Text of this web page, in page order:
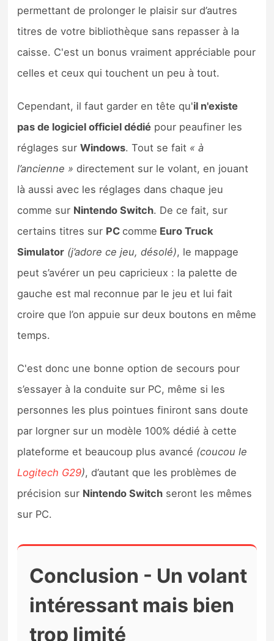
permettant de prolonger le plaisir sur d’autres
titres de votre bibliothèque sans repasser à la
caisse. C'est un bonus vraiment appréciable pour
celles et ceux qui touchent un peu à tout.
Cependant, il faut garder en tête qu'il n'existe
pas de logiciel officiel dédié pour peaufiner les
réglages surWindows. Tout se fait « à
l’ancienne » directement sur le volant, en jouant
là aussi avec les réglages dans chaque jeu
comme sur Nintendo Switch. De ce fait, sur
certains titres sur PCcomme Euro Truck
Simulator (j’adore ce jeu, désolé), le mappage
peut s’avérer un peu capricieux : la palette de
gauche est mal reconnue par le jeu et lui fait
croire que l’on appuie sur deux boutons en même
temps.
C'est donc une bonne option de secours pour
s’essayer à la conduite sur PC, même si les
personnes les plus pointues finiront sans doute
par lorgner sur un modèle 100% dédié à cette
plateforme et beaucoup plus avancé (coucou le
Logitech G29), d’autant que les problèmes de
précision sur Nintendo Switch seront les mêmes
sur PC.
Conclusion - Un volant
intéressant mais bien
trop limité